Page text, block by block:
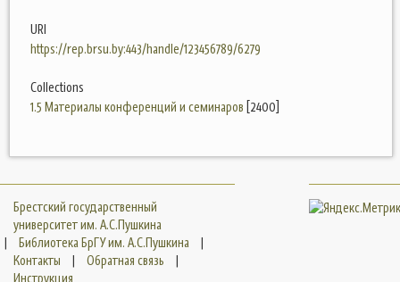
URI
https://rep.brsu.by:443/handle/123456789/6279
Collections
1.5 Материалы конференций и семинаров [2400]
Брестский государственный
университет им. А.С.Пушкина
|
Библиотека БрГУ им. А.С.Пушкина
|
Контакты
| Обратная связь
|
Инструкция